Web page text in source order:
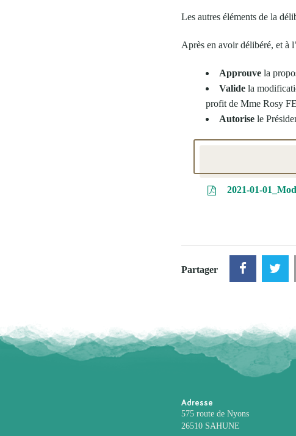
Les autres éléments de la
Après en avoir délibéré, et à
Approuve la
Valide la
profit de Mme Rosy
Autorise le
2021-01-
Partager
Adresse
575 route de Nyons
26510 SAHUNE